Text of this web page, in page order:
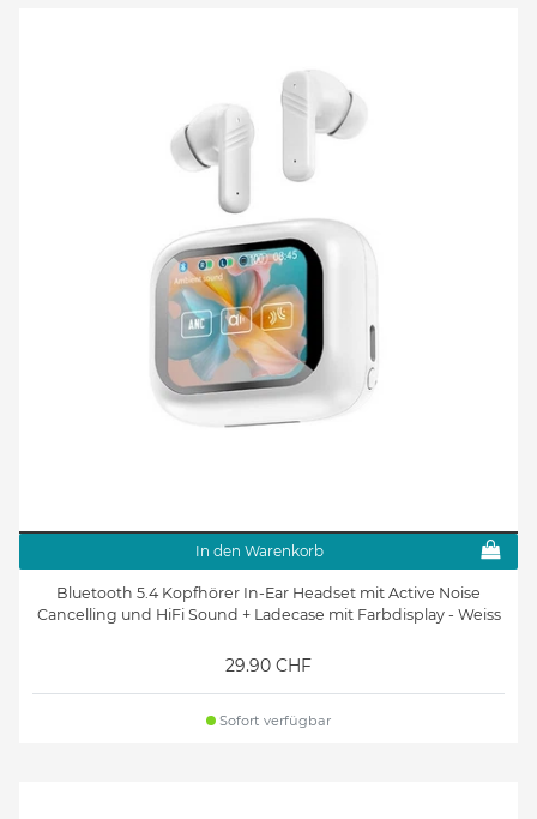
In den Warenkorb
Bluetooth 5.4 Kopfhörer In-Ear Headset mit Active Noise
Cancelling und HiFi Sound + Ladecase mit Farbdisplay - Weiss
29.90 CHF
Sofort verfügbar